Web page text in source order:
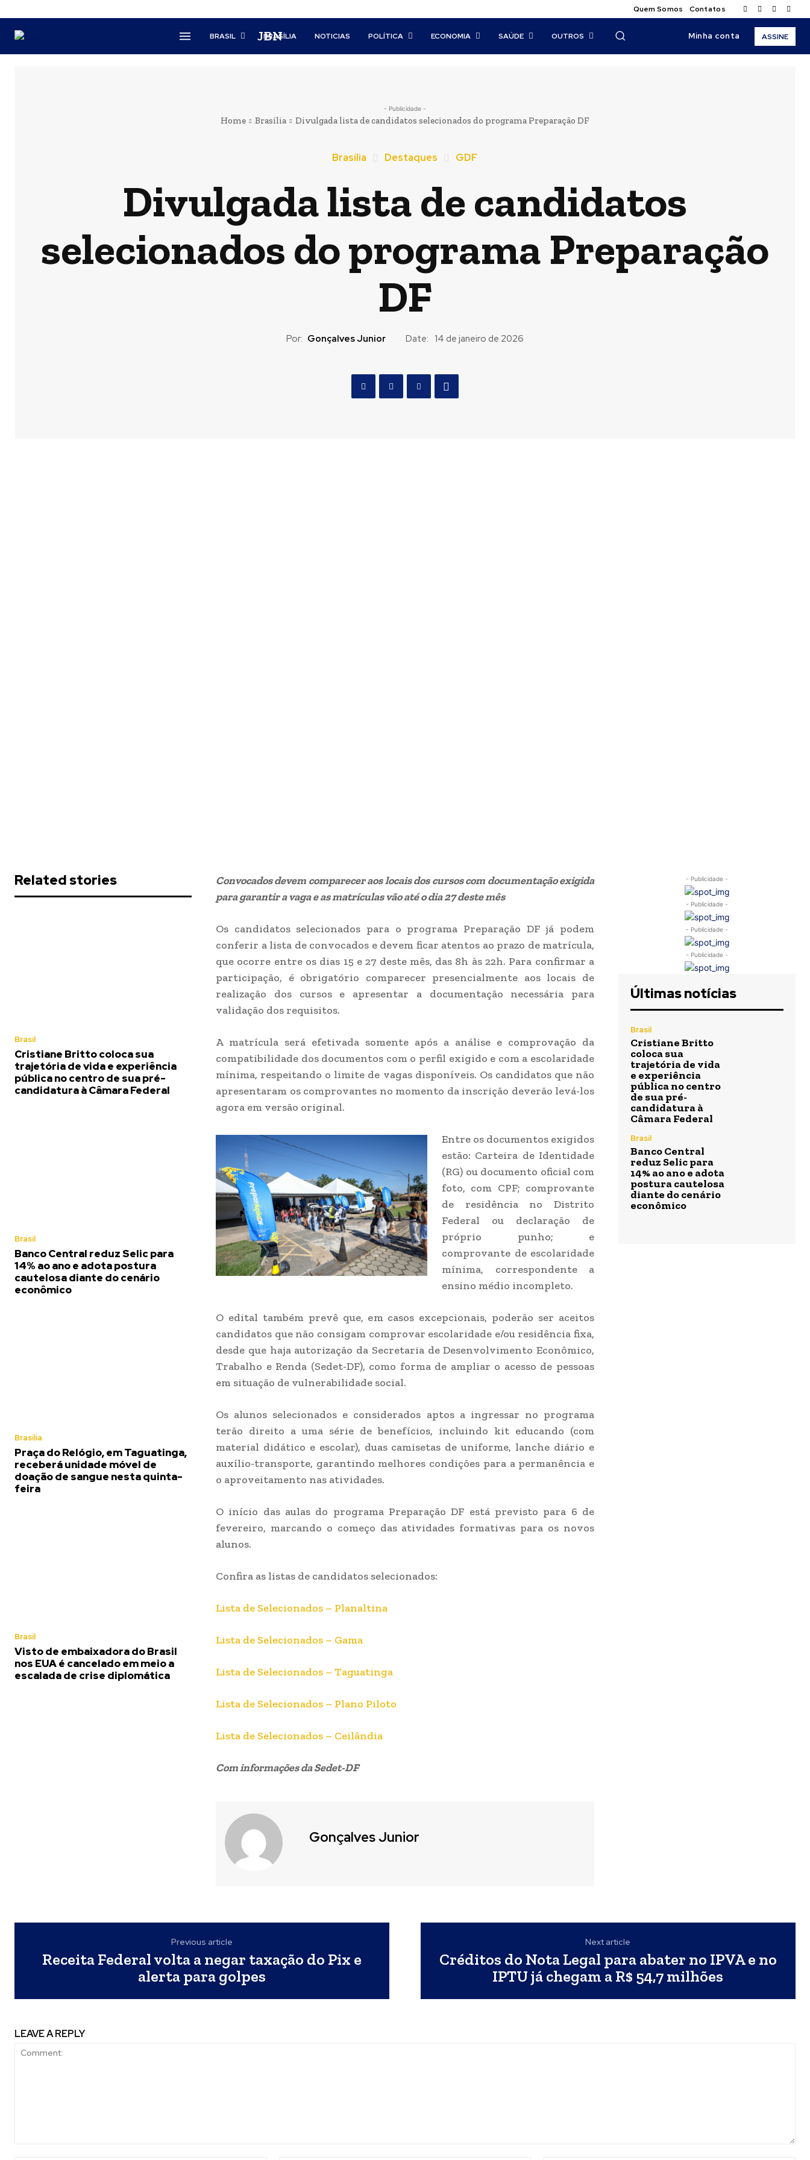
Quem Somos Contatos
JBN
BRASIL BRASÍLIA NOTICIAS POLÍTICA ECONOMIA SAÚDE OUTROS Minha conta ASSINE
- Publicidade -
Home Brasília Divulgada lista de candidatos selecionados do programa Preparação DF
Brasília Destaques GDF
Divulgada lista de candidatos
selecionados do programa Preparação
DF
Por: Gonçalves Junior Date: 14 de janeiro de 2026
Related stories
Brasil
Cristiane Britto coloca sua
trajetória de vida e experiência
pública no centro de sua pré-
candidatura à Câmara Federal
Brasil
Banco Central reduz Selic para
14% ao ano e adota postura
cautelosa diante do cenário
econômico
Brasília
Praça do Relógio, em Taguatinga,
receberá unidade móvel de
doação de sangue nesta quinta-
feira
Brasil
Visto de embaixadora do Brasil
nos EUA é cancelado em meio a
escalada de crise diplomática
Convocados devem comparecer aos locais dos cursos com documentação exigida
para garantir a vaga e as matrículas vão até o dia 27 deste mês
Os candidatos selecionados para o programa Preparação DF já podem
conferir a lista de convocados e devem ficar atentos ao prazo de matrícula,
que ocorre entre os dias 15 e 27 deste mês, das 8h às 22h. Para confirmar a
participação, é obrigatório comparecer presencialmente aos locais de
realização dos cursos e apresentar a documentação necessária para
validação dos requisitos.
A matrícula será efetivada somente após a análise e comprovação da
compatibilidade dos documentos com o perfil exigido e com a escolaridade
mínima, respeitando o limite de vagas disponíveis. Os candidatos que não
apresentaram os comprovantes no momento da inscrição deverão levá-los
agora em versão original.
Entre os documentos exigidos
estão: Carteira de Identidade
(RG) ou documento oficial com
foto, com CPF; comprovante
de residência no Distrito
Federal ou declaração de
próprio punho; e
comprovante de escolaridade
mínima, correspondente a
ensino médio incompleto.
O edital também prevê que, em casos excepcionais, poderão ser aceitos
candidatos que não consigam comprovar escolaridade e/ou residência fixa,
desde que haja autorização da Secretaria de Desenvolvimento Econômico,
Trabalho e Renda (Sedet-DF), como forma de ampliar o acesso de pessoas
em situação de vulnerabilidade social.
Os alunos selecionados e considerados aptos a ingressar no programa
terão direito a uma série de benefícios, incluindo kit educando (com
material didático e escolar), duas camisetas de uniforme, lanche diário e
auxílio-transporte, garantindo melhores condições para a permanência e
o aproveitamento nas atividades.
O início das aulas do programa Preparação DF está previsto para 6 de
fevereiro, marcando o começo das atividades formativas para os novos
alunos.
Confira as listas de candidatos selecionados:
Lista de Selecionados – Planaltina
Lista de Selecionados – Gama
Lista de Selecionados – Taguatinga
Lista de Selecionados – Plano Piloto
Lista de Selecionados – Ceilândia
Com informações da Sedet-DF
Gonçalves Junior
- Publicidade -
- Publicidade -
- Publicidade -
- Publicidade -
Últimas notícias
Brasil
Cristiane Britto
coloca sua
trajetória de vida
e experiência
pública no centro
de sua pré-
candidatura à
Câmara Federal
Brasil
Banco Central
reduz Selic para
14% ao ano e adota
postura cautelosa
diante do cenário
econômico
Previous article
Receita Federal volta a negar taxação do Pix e
alerta para golpes
Next article
Créditos do Nota Legal para abater no IPVA e no
IPTU já chegam a R$ 54,7 milhões
LEAVE A REPLY